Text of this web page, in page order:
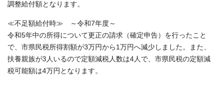
調整給付額となります。
≪不足額給付時≫ ～令和7年度～
令和5年中の所得について更正の請求（確定申告）を行ったこと
で、市県民税所得割額が3万円から1万円へ減少しました。また、
扶養親族が3人いるので定額減税人数は4人で、市県民税の定額減
税可能額は4万円となります。